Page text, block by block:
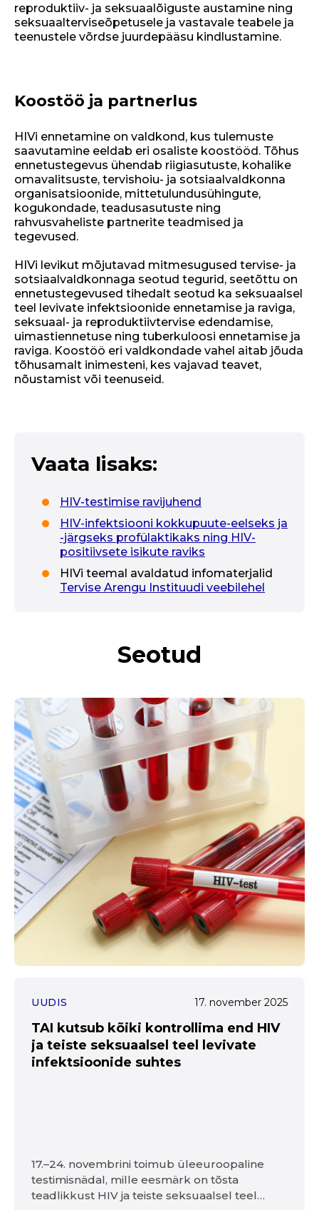
reproduktiiv- ja seksuaalõiguste austamine ning
seksuaalterviseõpetusele ja vastavale teabele ja
teenustele võrdse juurdepääsu kindlustamine.
Koostöö ja partnerlus
HIVi ennetamine on valdkond, kus tulemuste
saavutamine eeldab eri osaliste koostööd. Tõhus
ennetustegevus ühendab riigiasutuste, kohalike
omavalitsuste, tervishoiu- ja sotsiaalvaldkonna
organisatsioonide, mittetulundusühingute,
kogukondade, teadusasutuste ning
rahvusvaheliste partnerite teadmised ja
tegevused.
HIVi levikut mõjutavad mitmesugused tervise- ja
sotsiaalvaldkonnaga seotud tegurid, seetõttu on
ennetustegevused tihedalt seotud ka seksuaalsel
teel levivate infektsioonide ennetamise ja raviga,
seksuaal- ja reproduktiivtervise edendamise,
uimastiennetuse ning tuberkuloosi ennetamise ja
raviga. Koostöö eri valdkondade vahel aitab jõuda
tõhusamalt inimesteni, kes vajavad teavet,
nõustamist või teenuseid.
Vaata lisaks:
HIV-testimise ravijuhend
HIV-infektsiooni kokkupuute-eelseks ja
-järgseks profülaktikaks ning HIV-
positiivsete isikute raviks
HIVi teemal avaldatud infomaterjalid
Tervise Arengu Instituudi veebilehel
Seotud
UUDIS 17. november 2025
TAI kutsub kõiki kontrollima end HIV
ja teiste seksuaalsel teel levivate
infektsioonide suhtes
17.–24. novembrini toimub üleeuroopaline
testimisnädal, mille eesmärk on tõsta
teadlikkust HIV ja teiste seksuaalsel teel